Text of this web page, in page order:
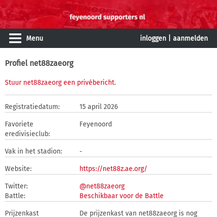
Menu inloggen aanmelden
Profiel net88zaeorg
Stuur net88zaeorg een privébericht.
Registratiedatum: 15 april 2026
Favoriete
eredivisieclub:
Feyenoord
Vak in het stadion: -
Website: https://net88z.ae.org/
Twitter:
@net88zaeorg
Battle:
Beschikbaar voor de Battle
Prijzenkast De prijzenkast van net88zaeorg is nog